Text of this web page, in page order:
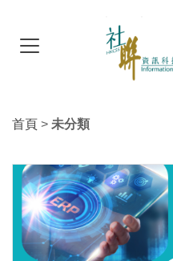
首頁 > 未分類